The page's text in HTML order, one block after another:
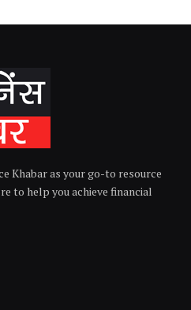
Khabar as your go-to resource
to help you achieve financial